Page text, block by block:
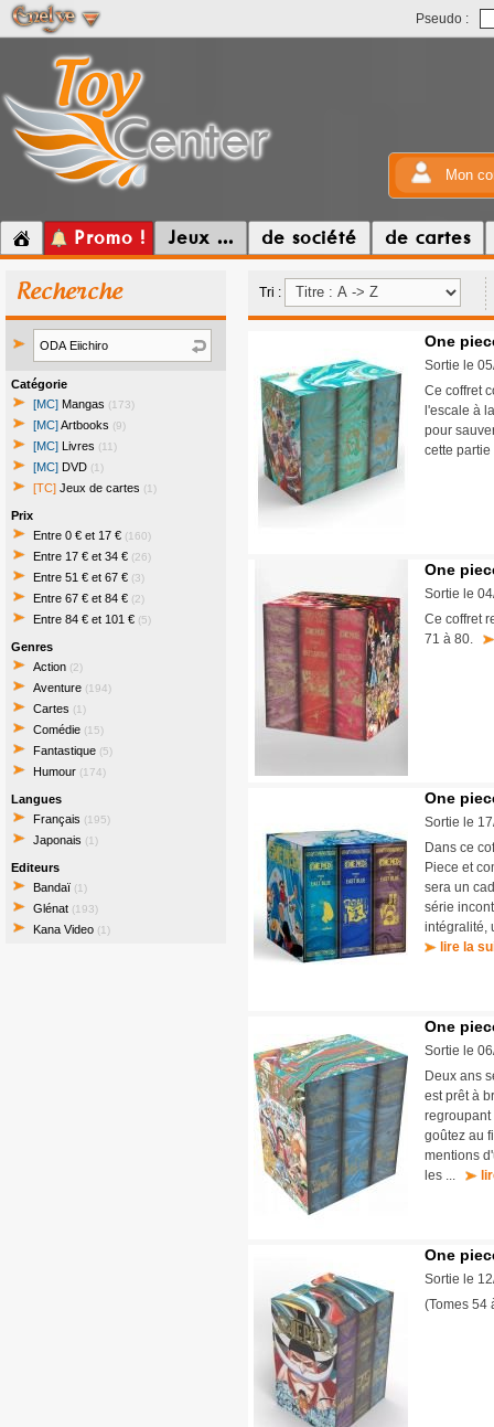
Pseudo :
Mon
Promo ! Jeux ... de société de cartes
Recherche
Catégorie
[MC] Mangas (173)
[MC]Artbooks (9)
[MC] Livres (11)
[MC] DVD (1)
[TC] Jeux de cartes (1)
Prix
Entre 0 € et 17 € (160)
Entre 17 € et 34 € (26)
Entre 51 € et 67 € (3)
Entre 67 € et 84 € (2)
Entre 84 € et 101 € (5)
Genres
Action (2)
Aventure (194)
Cartes (1)
Comédie (15)
Fantastique (5)
Humour (174)
Langues
Français (195)
Japonais (1)
Editeurs
Bandaï (1)
Glénat (193)
Kana Video (1)
Tri :
One
Sortie le
Ce coffret
l'escale à
pour
cette
One
Sortie le
Ce coffret
71 à 80.
One
Sortie le
Dans ce
Piece et
sera un
série
intégralité,
lire la
One
Sortie le
Deux ans
est prêt à
regroupant
goûtez au
mentions
les ...
One
Sortie le
(Tomes